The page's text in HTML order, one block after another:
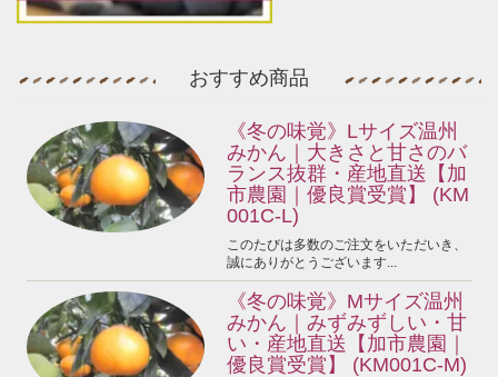
おすすめ商品
《冬の味覚》Lサイズ温州
みかん｜大きさと甘さのバ
ランス抜群・産地直送【加
市農園｜優良賞受賞】 (KM
001C-L)
このたびは多数のご注文をいただいき、
誠にありがとうございます...
《冬の味覚》Mサイズ温州
みかん｜みずみずしい・甘
い・産地直送【加市農園｜
優良賞受賞】 (KM001C-M)